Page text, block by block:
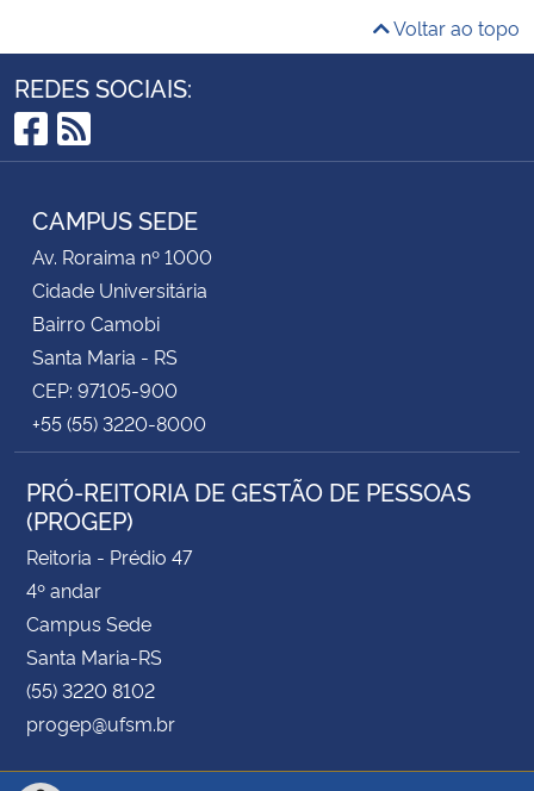
Voltar ao topo
REDES SOCIAIS:
Facebook
RSS
CAMPUS SEDE
Av. Roraima nº 1000
Cidade Universitária
Bairro Camobi
Santa Maria - RS
CEP: 97105-900
+55 (55) 3220-8000
PRÓ-REITORIA DE GESTÃO DE PESSOAS
(PROGEP)
Reitoria - Prédio 47
4º andar
Campus Sede
Santa Maria-RS
(55) 3220 8102
progep@ufsm.br